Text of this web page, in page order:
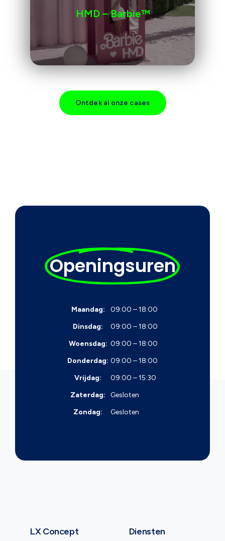
HMD – Barbie™️
Ontdek al onze cases
Openingsuren
Maandag:
09:00 – 18:00
Dinsdag:
09:00 – 18:00
Woensdag: 09:00 – 18:00
Donderdag: 09:00 – 18:00
Vrijdag:
09:00 – 15:30
Zaterdag:
Gesloten
Zondag:
Gesloten
LX Concept Diensten